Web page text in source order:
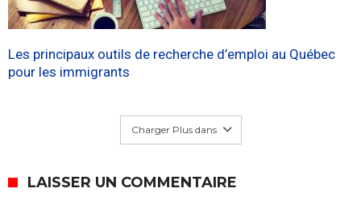
Les principaux outils de recherche d’emploi au Québec
pour les immigrants
Charger Plus dans
LAISSER UN COMMENTAIRE